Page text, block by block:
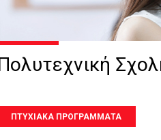
ΠΤΥΧΙΑΚΑ ΠΡΟΓΡΑΜΜΑΤΑ